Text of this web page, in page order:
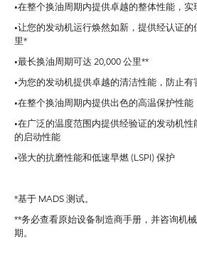
•在整个换油周期内提供卓越的整体性能，实
•让您的发动机运行焕然如新，提供经认证
里*
•最长换油周期可达 20,000 公里**
•为您的发动机提供卓越的清洁性能，防止有
•在整个换油周期内提供出色的高温保护性能
•在广泛的温度范围内提供经验证的发动机
的启动性能
•强大的抗磨性能和低速早燃 (LSPI) 保护
*基于 MADS 测试。
**务必查看原始设备制造商手册，并咨询机
期。